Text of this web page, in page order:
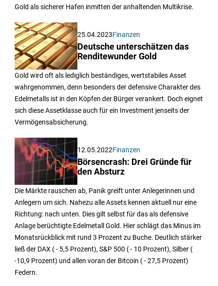
Gold als sicherer Hafen inmitten der anhaltenden Multikrise.
25.04.2023Finanzen
Deutsche unterschätzen das
Renditewunder Gold
Gold wird oft als lediglich beständiges, wertstabiles Asset
wahrgenommen, denn besonders der defensive Charakter des
Edelmetalls ist in den Köpfen der Bürger verankert. Doch eignet
sich diese Assetklasse auch für ein Investment jenseits der
Vermögensabsicherung.
12.05.2022Finanzen
Börsencrash: Drei Gründe für
den Absturz
Die Märkte rauschen ab, Panik greift unter Anlegerinnen und
Anlegern um sich. Nahezu alle Assets kennen aktuell nur eine
Richtung: nach unten. Dies gilt selbst für das als defensive
Anlage berüchtigte Edelmetall Gold. Hier schlägt das Minus im
Monatsrückblick mit rund 3 Prozent zu Buche. Deutlich stärker
ließ der DAX ( - 5,5 Prozent), S&P 500 ( - 10 Prozent), Silber (
-10,9 Prozent) und allen voran der Bitcoin ( - 27,5 Prozent)
Federn.